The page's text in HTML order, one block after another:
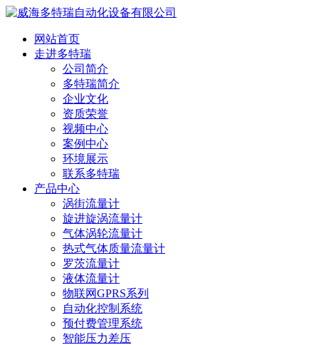
网站首页
走进多特瑞
公司简介
多特瑞简介
企业文化
资质荣誉
视频中心
案例中心
环境展示
联系多特瑞
产品中心
涡街流量计
旋进旋涡流量计
气体涡轮流量计
热式气体质量流量计
罗茨流量计
液体流量计
物联网GPRS系列
自动化控制系统
预付费管理系统
智能压力差压